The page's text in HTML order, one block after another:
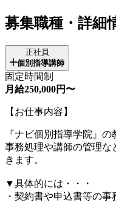
募集職種・詳細
正社員
個別指導講師
固定時間制
月給250,000円〜
【お仕事内容】
『ナビ個別指導学院』の
事務処理や講師の管理な
きます。
▼具体的には・・・
・契約書や申込書等の事